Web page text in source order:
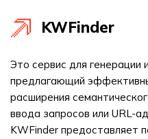
KWFinder
Это сервис для генерации
предлагающий
расширения
ввода запросов или URL-
KWFinder предоставляет